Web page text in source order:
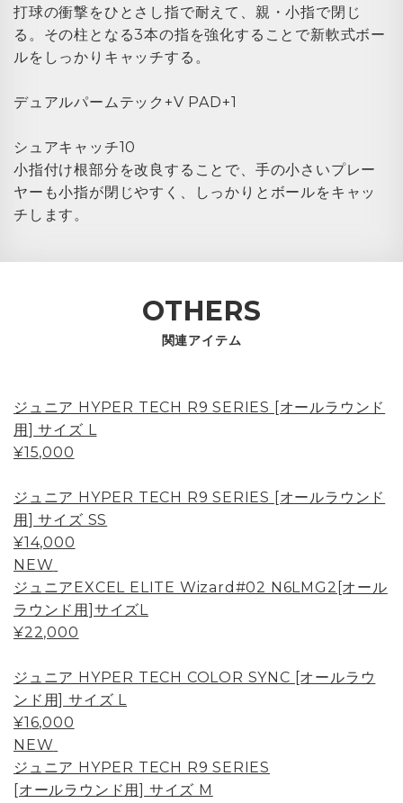
打球の衝撃をひとさし指で耐えて、親・小指で閉じ
る。その柱となる3本の指を強化することで新軟式ボー
ルをしっかりキャッチする。
デュアルパームテック+V PAD+1
シュアキャッチ10
小指付け根部分を改良することで、手の小さいプレー
ヤーも小指が閉じやすく、しっかりとボールをキャッ
チします。
OTHERS
関連アイテム
ジュニア HYPER TECH R9 SERIES [オールラウンド
用] サイズ L
¥15,000
ジュニア HYPER TECH R9 SERIES [オールラウンド
用] サイズ SS
¥14,000
NEW
ジュニアEXCEL ELITE Wizard#02 N6LMG2[オール
ラウンド用]サイズL
¥22,000
ジュニア HYPER TECH COLOR SYNC [オールラウ
ンド用] サイズ L
¥16,000
NEW
ジュニア HYPER TECH R9 SERIES
[オールラウンド用] サイズ M